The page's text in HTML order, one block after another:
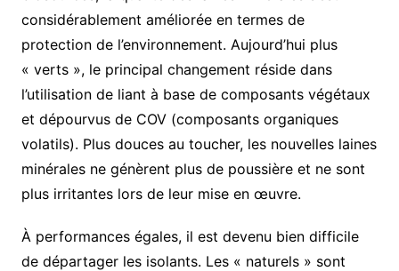
considérablement améliorée en termes de
protection de l’environnement. Aujourd’hui plus
« verts », le principal changement réside dans
l’utilisation de liant à base de composants végétaux
et dépourvus de COV (composants organiques
volatils). Plus douces au toucher, les nouvelles laines
minérales ne génèrent plus de poussière et ne sont
plus irritantes lors de leur mise en œuvre.
À performances égales, il est devenu bien difficile
de départager les isolants. Les « naturels » sont